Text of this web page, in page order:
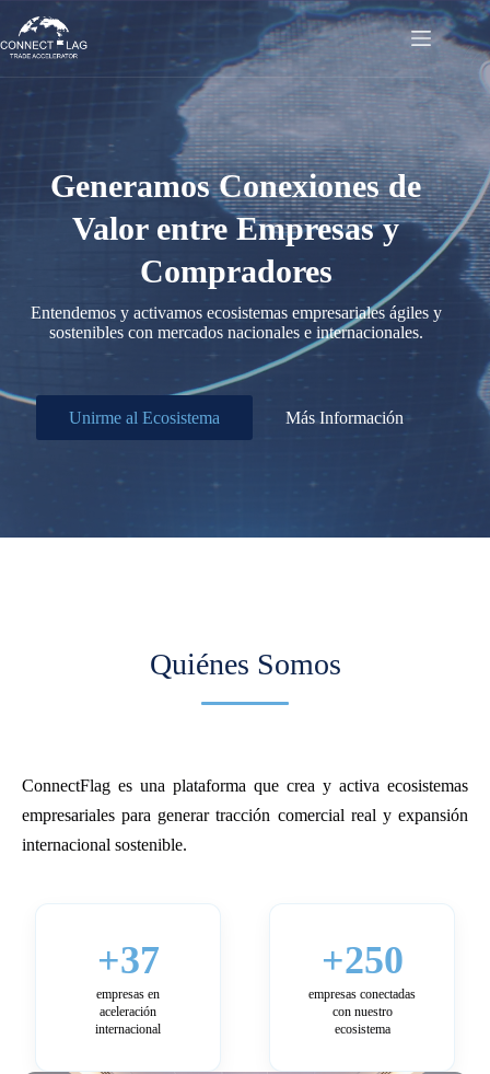
contenido
Generamos Conexiones de
Valor entre Empresas y
Compradores
Entendemos y activamos ecosistemas empresariales ágiles y
sostenibles con mercados nacionales e internacionales.
Unirme al Ecosistema Más Información
Quiénes Somos
ConnectFlag es una plataforma que crea y activa ecosistemas
empresariales para generar tracción comercial real y expansión
internacional sostenible.
+37
empresas en
aceleración
internacional
+250
empresas conectadas
con nuestro
ecosistema